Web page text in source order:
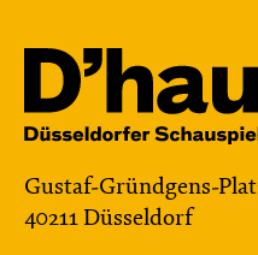
Gustaf-Gründgens-
40211 Düsseldorf